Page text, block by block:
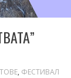
, ФЕСТИВАЛ